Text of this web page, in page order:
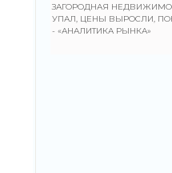
ЗАГОРОДНАЯ
УПАЛ, ЦЕНЫ ВЫРОСЛИ,
- «АНАЛИТИКА РЫНКА»